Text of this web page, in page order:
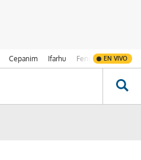
Cepanim Ifarhu Fenómeno de El
EN VIVO